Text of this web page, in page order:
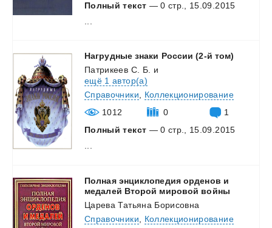
Полный текст — 0 стр., 15.09.2015
Нагрудные знаки России (2-й том)
Патрикеев С. Б.
и
ещё 1 автор(а)
Справочники
Коллекционирование
1012
0
1
Полный текст — 0 стр., 15.09.2015
Полная энциклопедия орденов и
медалей Второй мировой войны
Царева Татьяна Борисовна
Справочники
Коллекционирование